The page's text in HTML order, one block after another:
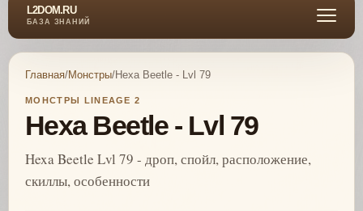
L2DOM.RU
БАЗА ЗНАНИЙ
Главная/Монстры/Hexa Beetle - Lvl 79
МОНСТРЫ LINEAGE 2
Hexa Beetle - Lvl 79
Hexa Beetle Lvl 79 - дроп, спойл, расположение,
скиллы, особенности